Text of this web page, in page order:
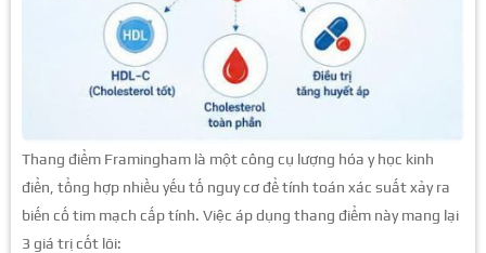
Thang điểm Framingham là một công cụ lượng hóa y học kinh
điển, tổng hợp nhiều yếu tố nguy cơ để tính toán xác suất xảy ra
biến cố tim mạch cấp tính. Việc áp dụng thang điểm này mang lại
3 giá trị cốt lõi: